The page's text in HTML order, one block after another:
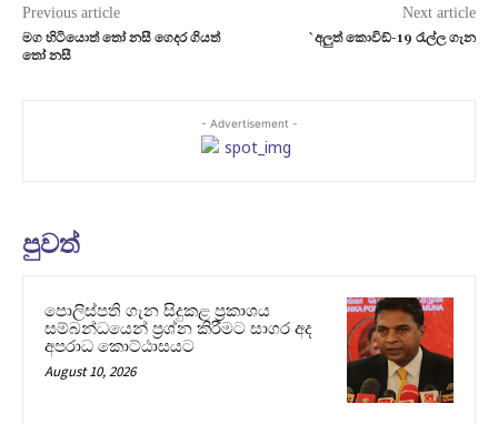
Previous article
මග හිටියොත් තෝ නසී ගෙදර ගියත්
තෝ නසී
Next article
`අලුත් කොවිඞ්-19 රැල්ල ගැන
- Advertisement -
පුවත්
පොලිස්පති ගැන සිදුකළ ප්‍රකාශය
සම්බන්ධයෙන් ප්‍රශ්න කිරීමට සාගර අද
අපරාධ කොට්ඨාසයට
August 10, 2026